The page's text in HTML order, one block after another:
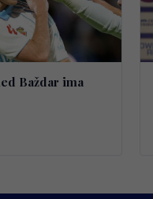
Baždar ima